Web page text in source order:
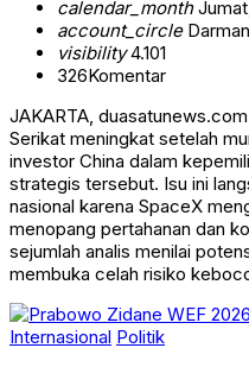
calendar_month
account_circleDarman
visibility4.101
326Komentar
JAKARTA,
Serikat meningkat setelah
investor China dalam
strategis tersebut. Isu ini
nasional karena SpaceX
menopang pertahanan dan
sejumlah analis menilai
membuka celah risiko
Internasional Politik